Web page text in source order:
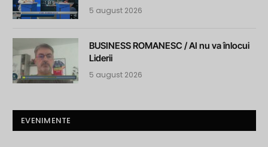
5 august 2026
BUSINESS ROMANESC / AI nu va înlocui
Liderii
5 august 2026
EVENIMENTE